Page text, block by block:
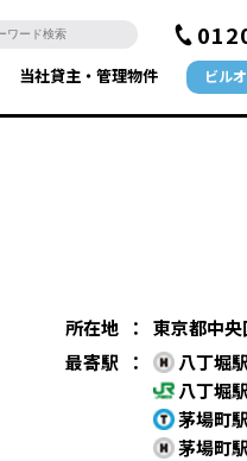
当社貸主・管理物件 ビル
所在地 ：
東京都中
最寄駅
：
八丁堀
八丁堀
茅場町
茅場町